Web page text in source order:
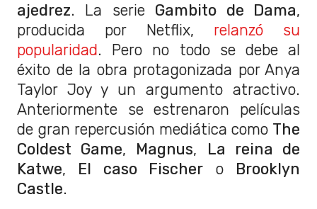
ajedrez. La serie Gambito de Dama,
producida por Netflix, relanzó su
popularidad. Pero no todo se debe al
éxito de la obra protagonizada por Anya
Taylor Joy y un argumento atractivo.
Anteriormente se estrenaron películas
de gran repercusión mediática como The
Coldest Game, Magnus, La reina de
Katwe, El caso Fischer o Brooklyn
Castle.